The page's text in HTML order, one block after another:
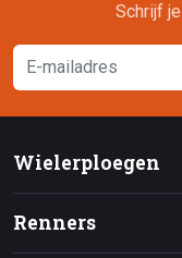
Schrijf
Wielerploegen
Renners